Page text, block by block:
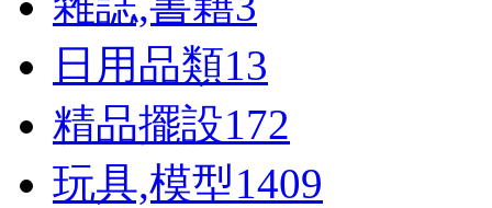
日用品類13
精品擺設172
玩具,模型1409